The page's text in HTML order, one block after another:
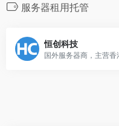
服务器租用托管
恒创科技
国外服务器商，主营